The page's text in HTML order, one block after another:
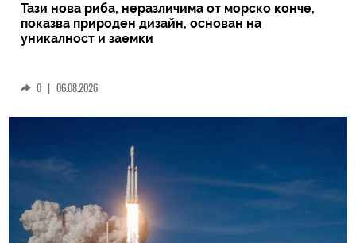
Тази нова риба, неразличима от морско конче,
показва природен дизайн, основан на
уникалност и заемки
0 | 06.08.2026